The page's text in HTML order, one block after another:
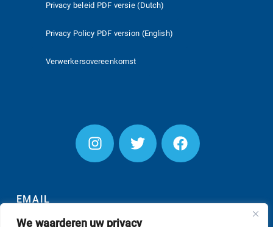
We waarderen uw privacy
EMAIL
Privacy beleid PDF versie (Dutch)
Privacy Policy PDF version (English)
Verwerkersovereenkomst